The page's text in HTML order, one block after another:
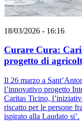
18/03/2026 - 16:16
Curare Cura:
progetto di
Il 26 marzo a
l’innovativo progetto
Caritas Ticino,
riscatto per le persone
ispirato alla Laudato si’.